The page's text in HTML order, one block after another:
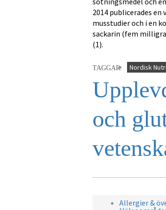
2014 publicerades
musstudier och i en
sackarin (fem
(1).
TAGGAR: Nordisk
och
Allergier &